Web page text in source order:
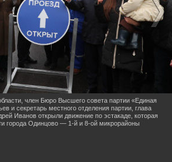
член Бюро Высшего совета партии «Единая
и секретарь местного отделения партии, глава
Иванов открыли движение по эстакаде, которая
города Одинцово — 1-й и 8-ой микрорайоны